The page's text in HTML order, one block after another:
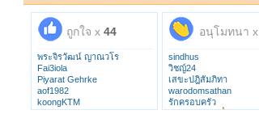
ถูกใจ x 44
พระจิรวัฒน์ ญาณวโร
Fai3iola
Piyarat Gehrke
aof1982
koongKTM
chayapin
อนุโมทนา x
sindhus
วิชญ์24
เสขะปฎิสัมภิทา
warodomsathan
รักครอบครัว
บุญทรงพระเครื่อง